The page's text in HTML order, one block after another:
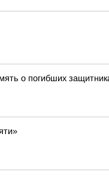
о погибших